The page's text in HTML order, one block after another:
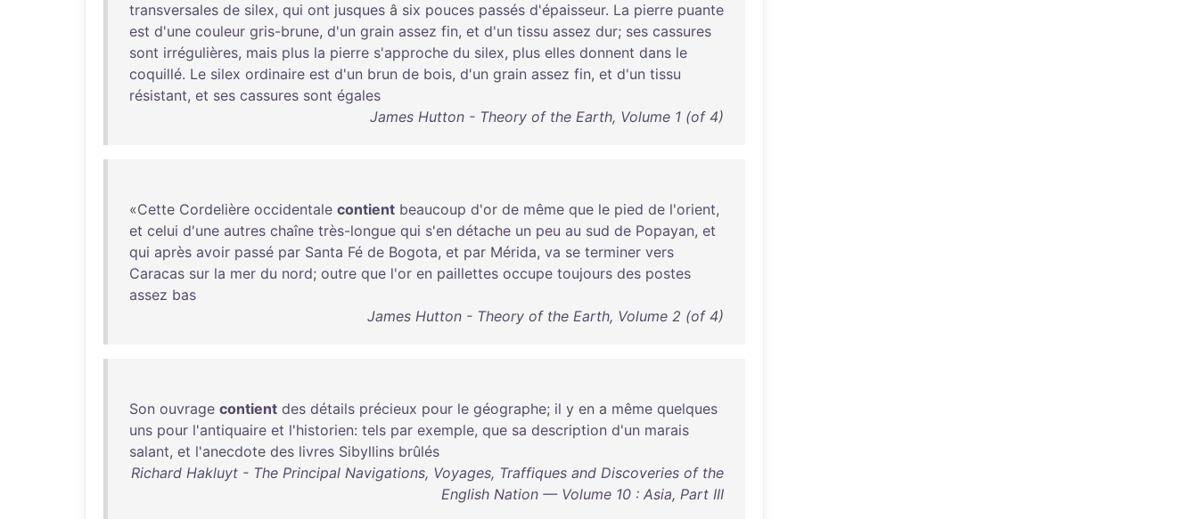
transversales de silex, qui ont jusques â six pouces passés d'épaisseur. La pierre puante
est d'une couleur gris-brune, d'un grain assez fin, et d'un tissu assez dur; ses cassures
sont irrégulières, mais plus la pierre s'approche du silex, plus elles donnent dans le
coquillé. Le silex ordinaire est d'un brun de bois, d'un grain assez fin, et d'un tissu
résistant, et ses cassures sont égales
James Hutton - Theory of the Earth, Volume 1 (of 4)
«Cette Cordelière occidentale contient beaucoup d'or de même que le pied de l'orient,
et celui d'une autres chaîne très-longue qui s'en détache un peu au sud de Popayan, et
qui après avoir passé par Santa Fé de Bogota, et par Mérida, va se terminer vers
Caracas sur la mer du nord; outre que l'or en paillettes occupe toujours des postes
assez bas
James Hutton - Theory of the Earth, Volume 2 (of 4)
Son ouvrage contient des détails précieux pour le géographe; il y en a même quelques
uns pour l'antiquaire et l'historien: tels par exemple, que sa description d'un marais
salant, et l'anecdote des livres Sibyllins brûlés
Richard Hakluyt - The Principal Navigations, Voyages, Traffiques and Discoveries of the
English Nation — Volume 10 : Asia, Part III